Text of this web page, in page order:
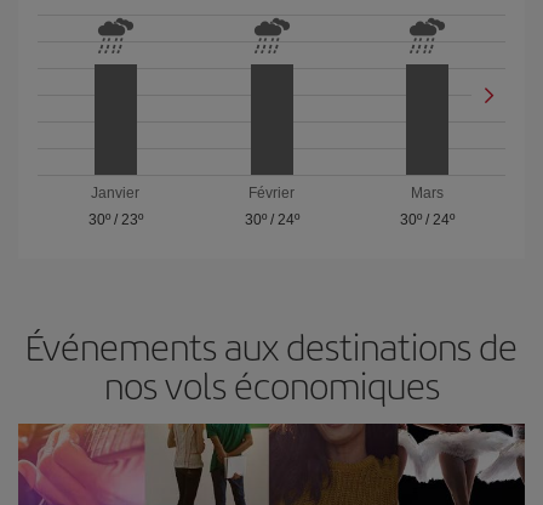
Janvier
30º/ 23º
Février
30º/ 24º
Mars
30º / 24º
Événements aux destinations de
nos vols économiques